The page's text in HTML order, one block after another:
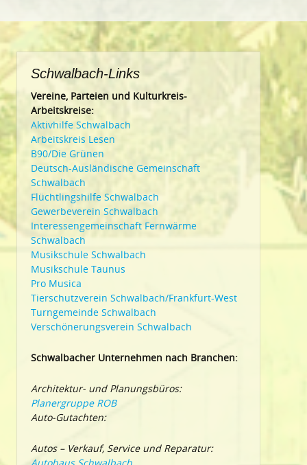
Schwalbach-Links
Vereine, Parteien und Kulturkreis-
Arbeitskreise:
Aktivhilfe Schwalbach
Arbeitskreis Lesen
B90/Die Grünen
Deutsch-Ausländische Gemeinschaft
Schwalbach
Flüchtlingshilfe Schwalbach
Gewerbeverein Schwalbach
Interessengemeinschaft Fernwärme
Schwalbach
Musikschule Schwalbach
Musikschule Taunus
Pro Musica
Tierschutzverein Schwalbach/Frankfurt-West
Turngemeinde Schwalbach
Verschönerungsverein Schwalbach
Schwalbacher Unternehmen nach Branchen:
Architektur- und Planungsbüros:
Planergruppe ROB
Auto-Gutachten:
Autos – Verkauf, Service und Reparatur: